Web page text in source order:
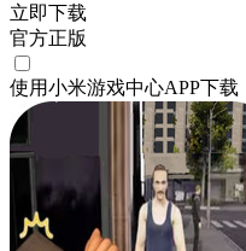
立即下载
官方正版
使用小米游戏中心APP下载